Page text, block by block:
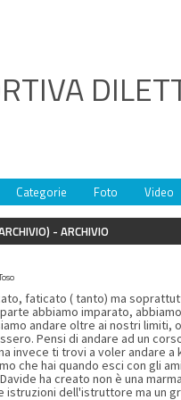
Categorie Foto Video
- ARCHIVIO
faticato ( tanto) ma
abbiamo imparato, abbiamo
andare oltre ai nostri limiti,
Pensi di andare ad un
invece ti trovi a voler andare a
che hai quando esci con gli
ha creato non è una
istruzioni dell'istruttore ma un